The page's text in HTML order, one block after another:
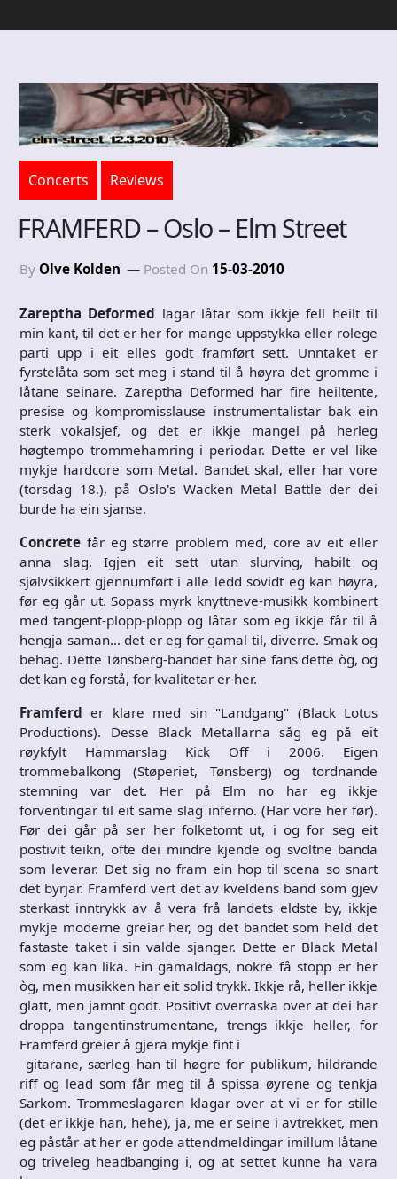
Concerts Reviews
FRAMFERD – Oslo – Elm Street
By Olve Kolden Posted On 15-03-2010
Zareptha Deformed lagar låtar som ikkje fell heilt til
min kant, til det er her for mange uppstykka eller rolege
parti upp i eit elles godt framført sett. Unntaket er
fyrstelåta som set meg i stand til å høyra det gromme i
låtane seinare. Zareptha Deformed har fire heiltente,
presise og kompromisslause instrumentalistar bak ein
sterk vokalsjef, og det er ikkje mangel på herleg
høgtempo trommehamring i periodar. Dette er vel like
mykje hardcore som Metal. Bandet skal, eller har vore
(torsdag 18.), på Oslo's Wacken Metal Battle der dei
burde ha ein sjanse.
Concrete får eg større problem med, core av eit eller
anna slag. Igjen eit sett utan slurving, habilt og
sjølvsikkert gjennumført i alle ledd sovidt eg kan høyra,
før eg går ut. Sopass myrk knyttneve-musikk kombinert
med tangent-plopp-plopp og låtar som eg ikkje får til å
hengja saman… det er eg for gamal til, diverre. Smak og
behag. Dette Tønsberg-bandet har sine fans dette òg, og
det kan eg forstå, for kvalitetar er her.
Framferd er klare med sin "Landgang" (Black Lotus
Productions). Desse Black Metallarna såg eg på eit
røykfylt Hammarslag Kick Off i 2006. Eigen
trommebalkong (Støperiet, Tønsberg) og tordnande
stemning var det. Her på Elm no har eg ikkje
forventingar til eit same slag inferno. (Har vore her før).
Før dei går på ser her folketomt ut, i og for seg eit
postivit teikn, ofte dei mindre kjende og svoltne banda
som leverar. Det sig no fram ein hop til scena so snart
det byrjar. Framferd vert det av kveldens band som gjev
sterkast inntrykk av å vera frå landets eldste by, ikkje
mykje moderne greiar her, og det bandet som held det
fastaste taket i sin valde sjanger. Dette er Black Metal
som eg kan lika. Fin gamaldags, nokre få stopp er her
òg, men musikken har eit solid trykk. Ikkje rå, heller ikkje
glatt, men jamnt godt. Positivt overraska over at dei har
droppa tangentinstrumentane, trengs ikkje heller, for
Framferd greier å gjera mykje fint i
gitarane, særleg han til høgre for publikum, hildrande
riff og lead som får meg til å spissa øyrene og tenkja
Sarkom. Trommeslagaren klagar over at vi er for stille
(det er ikkje han, hehe), ja, me er seine i avtrekket, men
eg påstår at her er gode attendmeldingar imillum låtane
og triveleg headbanging i, og at settet kunne ha vara